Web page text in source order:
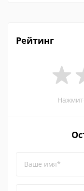
Рейтинг
Ваше имя*